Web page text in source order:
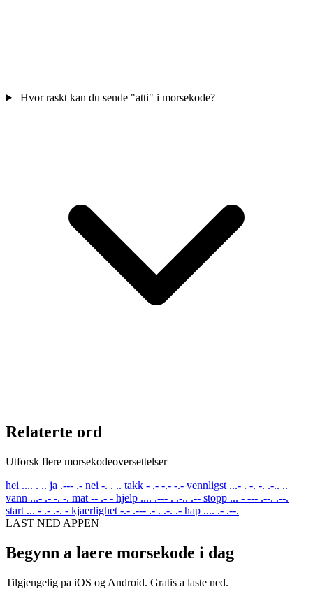
Hvor raskt kan du sende "atti" i morsekode?
Relaterte ord
Utforsk flere morsekodeoversettelser
hei .... . .. ja .--- .- nei -. . .. takk - .- -.- -.- vennligst ...- . -. -. .-.. ..
vann ...- .- -. -. mat -- .- - hjelp .... .--- . .-.. .-- stopp ... - --- .--. .--.
start ... - .- .-. - kjaerlighet -.- .--- .- . .-. .- hap .... .- .--.
LAST NED APPEN
Begynn a laere morsekode i dag
Tilgjengelig pa iOS og Android. Gratis a laste ned.